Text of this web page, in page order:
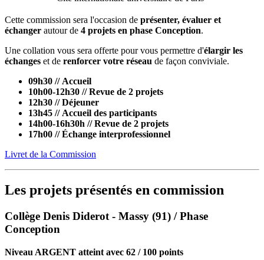
Cette commission sera l'occasion de présenter, évaluer et
échanger autour de 4 projets en phase Conception.
Une collation vous sera offerte pour vous permettre d'élargir les
échanges et de renforcer votre réseau de façon conviviale.
09h30 // Accueil
10h00-12h30 // Revue de 2 projets
12h30 // Déjeuner
13h45 // Accueil des participants
14h00-16h30h // Revue de 2 projets
17h00 // Échange interprofessionnel
Livret de la Commission
Les projets présentés en commission
Collège Denis Diderot - Massy (91) / Phase
Conception
Niveau ARGENT atteint avec 62 / 100 points